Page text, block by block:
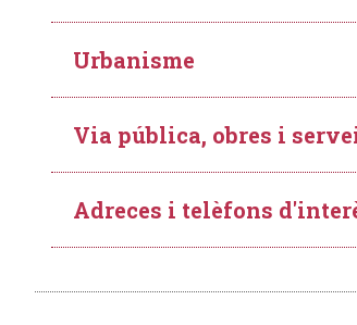
Urbanisme
Via pública, obres i
Adreces i telèfons